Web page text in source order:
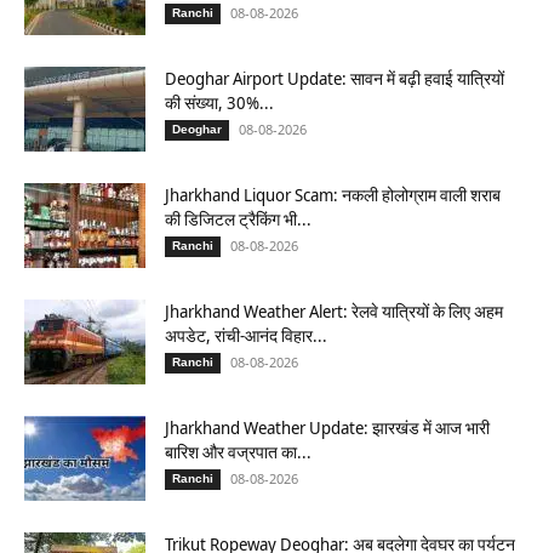
Ranchi 08-08-2026
Deoghar Airport Update: सावन में बढ़ी हवाई यात्रियों
की संख्या, 30%...
Deoghar 08-08-2026
Jharkhand Liquor Scam: नकली होलोग्राम वाली शराब
की डिजिटल ट्रैकिंग भी...
Ranchi 08-08-2026
Jharkhand Weather Alert: रेलवे यात्रियों के लिए अहम
अपडेट, रांची-आनंद विहार...
Ranchi 08-08-2026
Jharkhand Weather Update: झारखंड में आज भारी
बारिश और वज्रपात का...
Ranchi 08-08-2026
Trikut Ropeway Deoghar: अब बदलेगा देवघर का पर्यटन